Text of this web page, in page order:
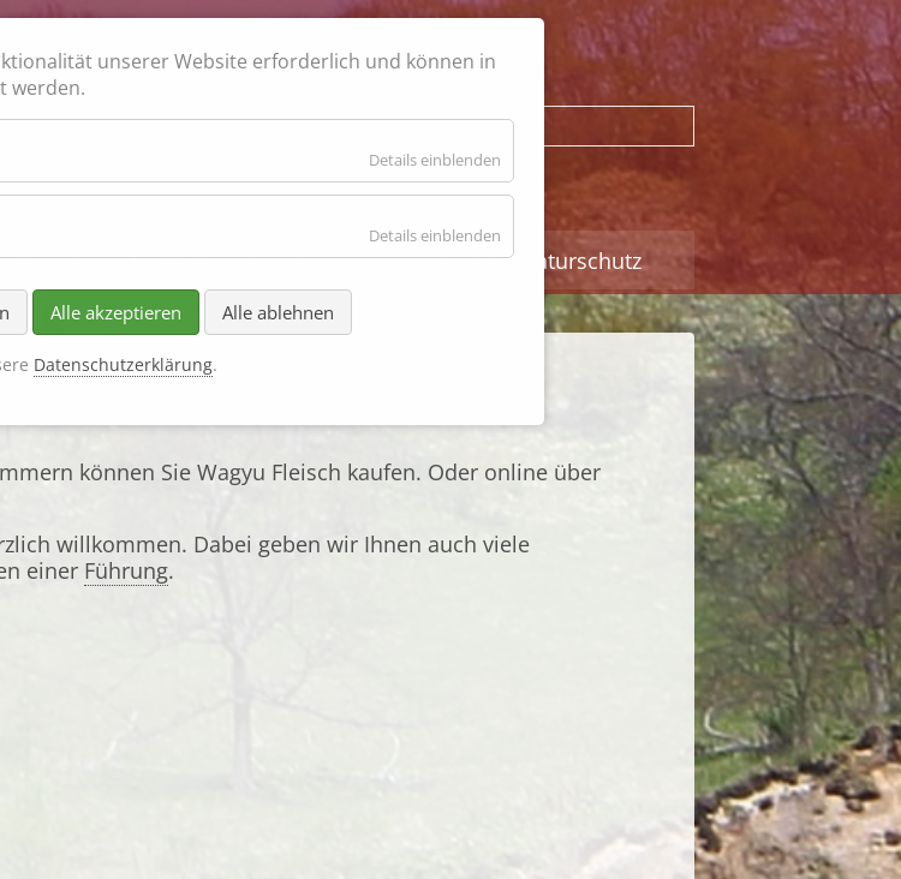
Suchbegriffe
Rezepte Ankauf Lohnschlachtung Naturschutz
können Sie Wagyu Fleisch kaufen. Oder online über
willkommen. Dabei geben wir Ihnen auch viele
einer Führung.
unserer Website erforderlich und können in
werden.
Details einblenden
Details einblenden
Alle akzeptieren Alle ablehnen
Datenschutzerklärung.